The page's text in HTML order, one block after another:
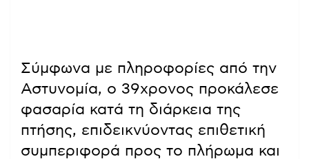
Σύμφωνα με πληροφορίες από την
Αστυνομία, ο 39χρονος προκάλεσε
φασαρία κατά τη διάρκεια της
πτήσης, επιδεικνύοντας επιθετική
συμπεριφορά προς το πλήρωμα και